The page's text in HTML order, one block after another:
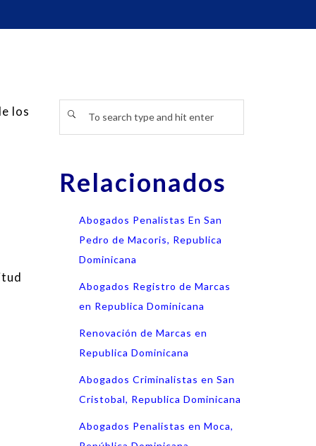
los
Relacionados
Abogados Penalistas En San
Pedro de Macoris, Republica
Dominicana
Abogados Registro de Marcas
en Republica Dominicana
Renovación de Marcas en
Republica Dominicana
Abogados Criminalistas en San
Cristobal, Republica Dominicana
Abogados Penalistas en Moca,